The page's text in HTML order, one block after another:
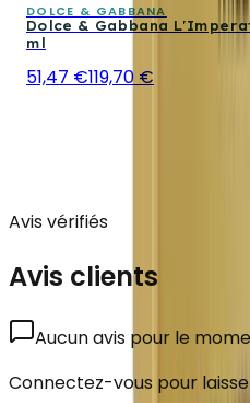
DOLCE & GABBANA
Dolce & Gabbana
ml
51,47 €119,70 €
Avis vérifiés
Avis clients
Aucun avis pour le
Connectez-vous pour